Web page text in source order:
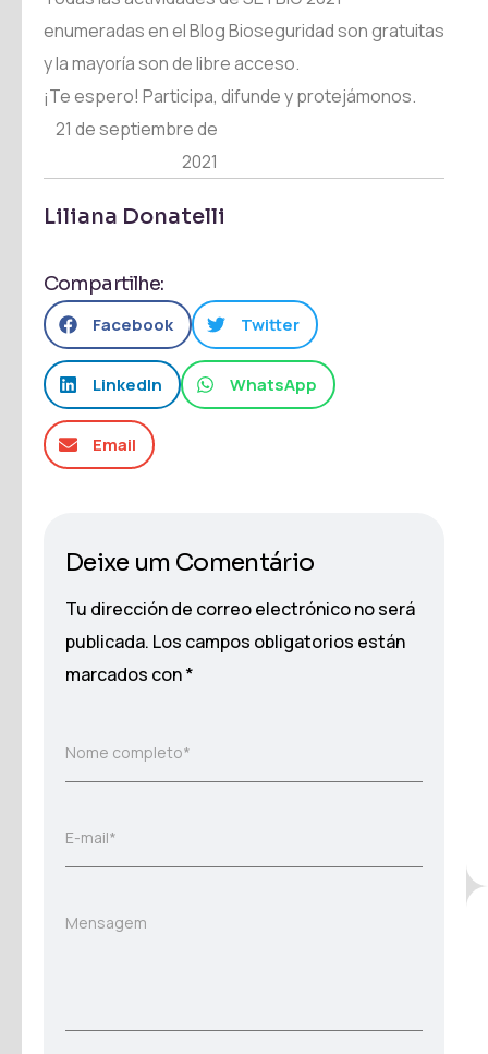
enumeradas en el Blog Bioseguridad son gratuitas
y la mayoría son de libre acceso.
¡Te espero! Participa, difunde y protejámonos.
21 de septiembre de
2021
Liliana Donatelli
Compartilhe:
Facebook Twitter
LinkedIn WhatsApp
Email
Deixe um Comentário
Tu dirección de correo electrónico no será
publicada. Los campos obligatorios están
marcados con*
Nome completo*
E-mail*
Mensagem